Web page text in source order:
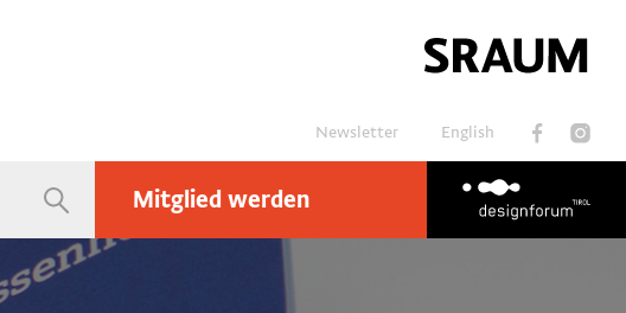
Newsletter English
Mitglied werden